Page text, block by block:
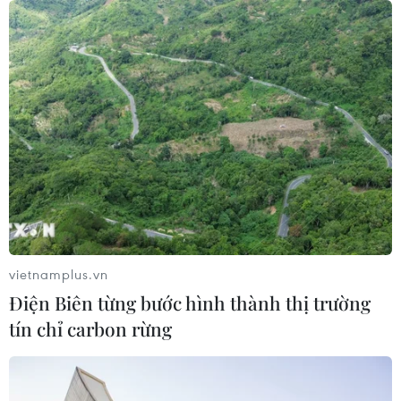
Trung Quốc hoàn thành bản đồ địa
chất mới của toàn bộ Mặt Trăng
07/08/2026 08:52
Australia đề cao hợp tác với Việt Nam
vì hòa bình, ổn định và thịnh vượng
07/08/2026 07:09
Cựu Đại sứ Australia: Tầm nhìn hợp
tác mới cho quan hệ Việt Nam-
Australia
07/08/2026 05:00
vietnamplus.vn
Điện Biên từng bước hình thành thị trường
tín chỉ carbon rừng